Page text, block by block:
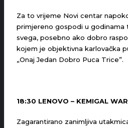
Za to vrijeme Novi centar
primjereno gospodi u
svega, posebno ako dobro
kojem je objektivna karlovačka
„Onaj Jedan Dobro Puca Trice”.
18:30 LENOVO – KEMIGAL
Zagarantirano zanimljiva